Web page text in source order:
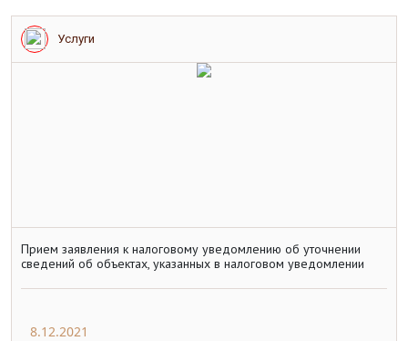
Услуги
Прием заявления к налоговому уведомлению об уточнении
сведений об объектах, указанных в налоговом уведомлении
8.12.2021